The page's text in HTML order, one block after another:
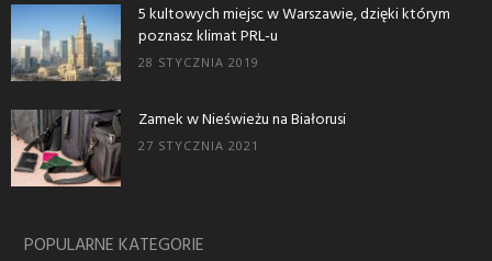
5 kultowych miejsc w Warszawie, dzięki którym
poznasz klimat PRL-u
28 STYCZNIA 2019
Zamek w Nieświeżu na Białorusi
27 STYCZNIA 2021
POPULARNE KATEGORIE